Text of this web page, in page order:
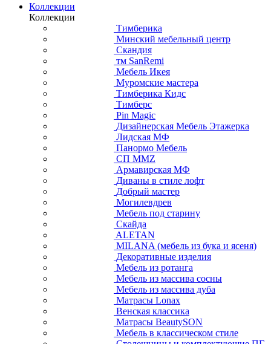
Коллекции
Коллекции
Тимберика
Минский мебельный центр
Скандия
тм SanRemi
Мебель Икея
Муромские мастера
Тимберика Кидс
Тимберс
Pin Magic
Дизайнерская Мебель Этажерка
Лидская МФ
Панормо Мебель
СП ММZ
Армавирская МФ
Диваны в стиле лофт
Добрый мастер
Могилевдрев
Мебель под старину
Скайда
ALETAN
MILANA (мебель из бука и ясеня)
Декоративные изделия
Мебель из ротанга
Мебель из массива сосны
Мебель из массива дуба
Матрасы Lonax
Венская классика
Матрасы BeautySON
Мебель в классическом стиле